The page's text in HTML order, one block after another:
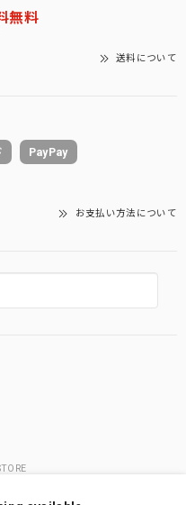
無料
送料について
PayPay
お支払い方法について